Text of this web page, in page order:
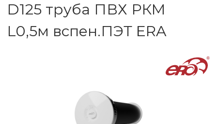
D125 труба ПВХ РКМ
L0,5м вспен.ПЭТ ERA